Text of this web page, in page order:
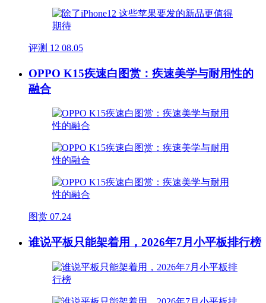
评测 12 08.05
OPPO K15疾速白图赏：疾速美学与耐用性的
融合
图赏 07.24
谁说平板只能架着用，2026年7月小平板排行榜